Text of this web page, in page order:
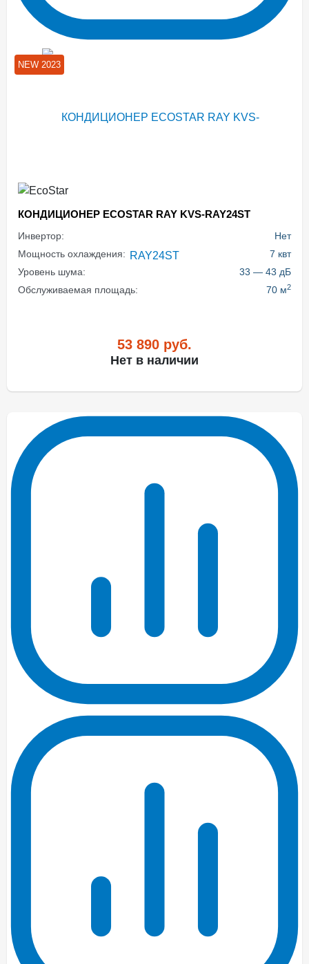
NEW 2023
КОНДИЦИОНЕР ECOSTAR RAY KVS-RAY24ST
Инвертор:
Нет
Мощность охлаждения:
7 квт
Уровень шума:
33 — 43 дБ
Обслуживаемая площадь:
70 м2
53 890 руб.
Нет в наличии